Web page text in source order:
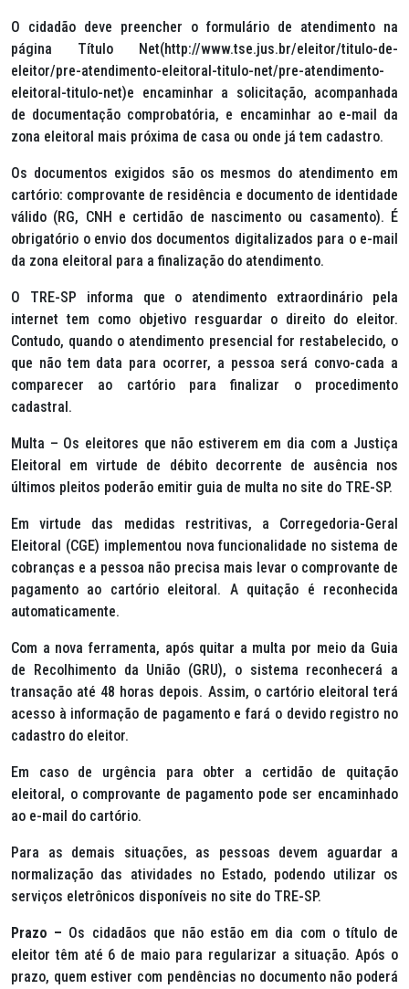
O cidadão deve preencher o formulário de atendimento na
página Título Net(http://www.tse.jus.br/eleitor/titulo-de-
eleitor/pre-atendimento-eleitoral-titulo-net/pre-atendimento-
eleitoral-titulo-net)e encaminhar a solicitação, acompanhada
de documentação comprobatória, e encaminhar ao e-mail da
zona eleitoral mais próxima de casa ou onde já tem cadastro.
Os documentos exigidos são os mesmos do atendimento em
cartório: comprovante de residência e documento de identidade
válido (RG, CNH e certidão de nascimento ou casamento). É
obrigatório o envio dos documentos digitalizados para o e-mail
da zona eleitoral para a finalização do atendimento.
O TRE-SP informa que o atendimento extraordinário pela
internet tem como objetivo resguardar o direito do eleitor.
Contudo, quando o atendimento presencial for restabelecido, o
que não tem data para ocorrer, a pessoa será convo-cada a
comparecer ao cartório para finalizar o procedimento
cadastral.
Multa – Os eleitores que não estiverem em dia com a Justiça
Eleitoral em virtude de débito decorrente de ausência nos
últimos pleitos poderão emitir guia de multa no site do TRE-SP.
Em virtude das medidas restritivas, a Corregedoria-Geral
Eleitoral (CGE) implementou nova funcionalidade no sistema de
cobranças e a pessoa não precisa mais levar o comprovante de
pagamento ao cartório eleitoral. A quitação é reconhecida
automaticamente.
Com a nova ferramenta, após quitar a multa por meio da Guia
de Recolhimento da União (GRU), o sistema reconhecerá a
transação até 48 horas depois. Assim, o cartório eleitoral terá
acesso à informação de pagamento e fará o devido registro no
cadastro do eleitor.
Em caso de urgência para obter a certidão de quitação
eleitoral, o comprovante de pagamento pode ser encaminhado
ao e-mail do cartório.
Para as demais situações, as pessoas devem aguardar a
normalização das atividades no Estado, podendo utilizar os
serviços eletrônicos disponíveis no site do TRE-SP.
Prazo – Os cidadãos que não estão em dia com o título de
eleitor têm até 6 de maio para regularizar a situação. Após o
prazo, quem estiver com pendências no documento não poderá